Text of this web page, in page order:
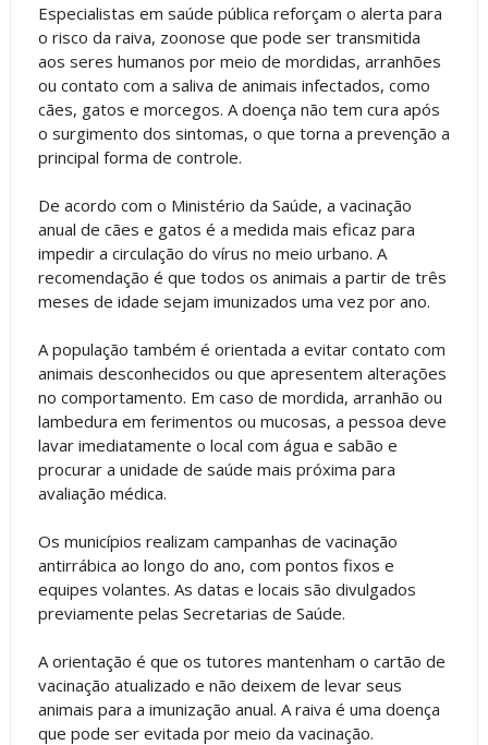
Especialistas em saúde pública reforçam o alerta para
o risco da raiva, zoonose que pode ser transmitida
aos seres humanos por meio de mordidas, arranhões
ou contato com a saliva de animais infectados, como
cães, gatos e morcegos. A doença não tem cura após
o surgimento dos sintomas, o que torna a prevenção a
principal forma de controle.
De acordo com o Ministério da Saúde, a vacinação
anual de cães e gatos é a medida mais eficaz para
impedir a circulação do vírus no meio urbano. A
recomendação é que todos os animais a partir de três
meses de idade sejam imunizados uma vez por ano.
A população também é orientada a evitar contato com
animais desconhecidos ou que apresentem alterações
no comportamento. Em caso de mordida, arranhão ou
lambedura em ferimentos ou mucosas, a pessoa deve
lavar imediatamente o local com água e sabão e
procurar a unidade de saúde mais próxima para
avaliação médica.
Os municípios realizam campanhas de vacinação
antirrábica ao longo do ano, com pontos fixos e
equipes volantes. As datas e locais são divulgados
previamente pelas Secretarias de Saúde.
A orientação é que os tutores mantenham o cartão de
vacinação atualizado e não deixem de levar seus
animais para a imunização anual. A raiva é uma doença
que pode ser evitada por meio da vacinação.